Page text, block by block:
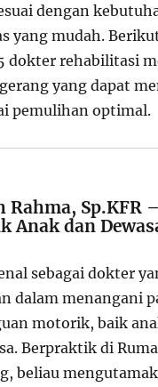
dengan
yang mudah.
dokter rehabilitasi
yang dapat
pemulihan optimal.
Rahma, Sp.KFR
Anak dan
sebagai dokter
dalam menangani
motorik, baik
Berpraktik di
beliau